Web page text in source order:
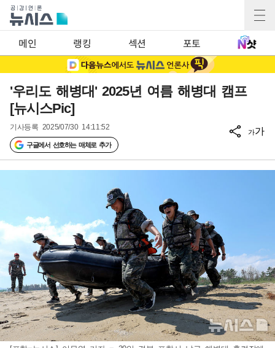
메인 랭킹 섹션 포토
'우리도 해병대' 2025년 여름 해병대 캠프
[뉴시스Pic]
기사등록 2025/07/30 14:11:52
구글에서 선호하는 매체로 추가
가가